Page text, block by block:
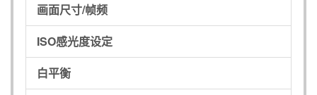
画面尺寸/帧频
ISO感光度设定
白平衡